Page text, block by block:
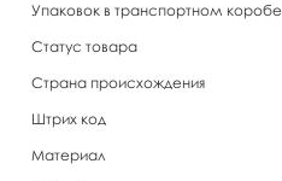
Упаковок в транспортном коробе
Статус товара
Страна происхождения
Штрих код
Материал